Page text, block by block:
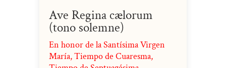
Ave Regina cælorum
(tono solemne)
En honor de la Santísima Virgen
María,Tiempo de Cuaresma,